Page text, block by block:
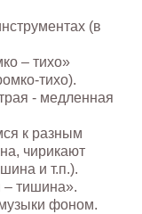
(в
– тихо»
тихо).
- медленная
к разным
чирикают
и т.п.).
тишина».
фоном.